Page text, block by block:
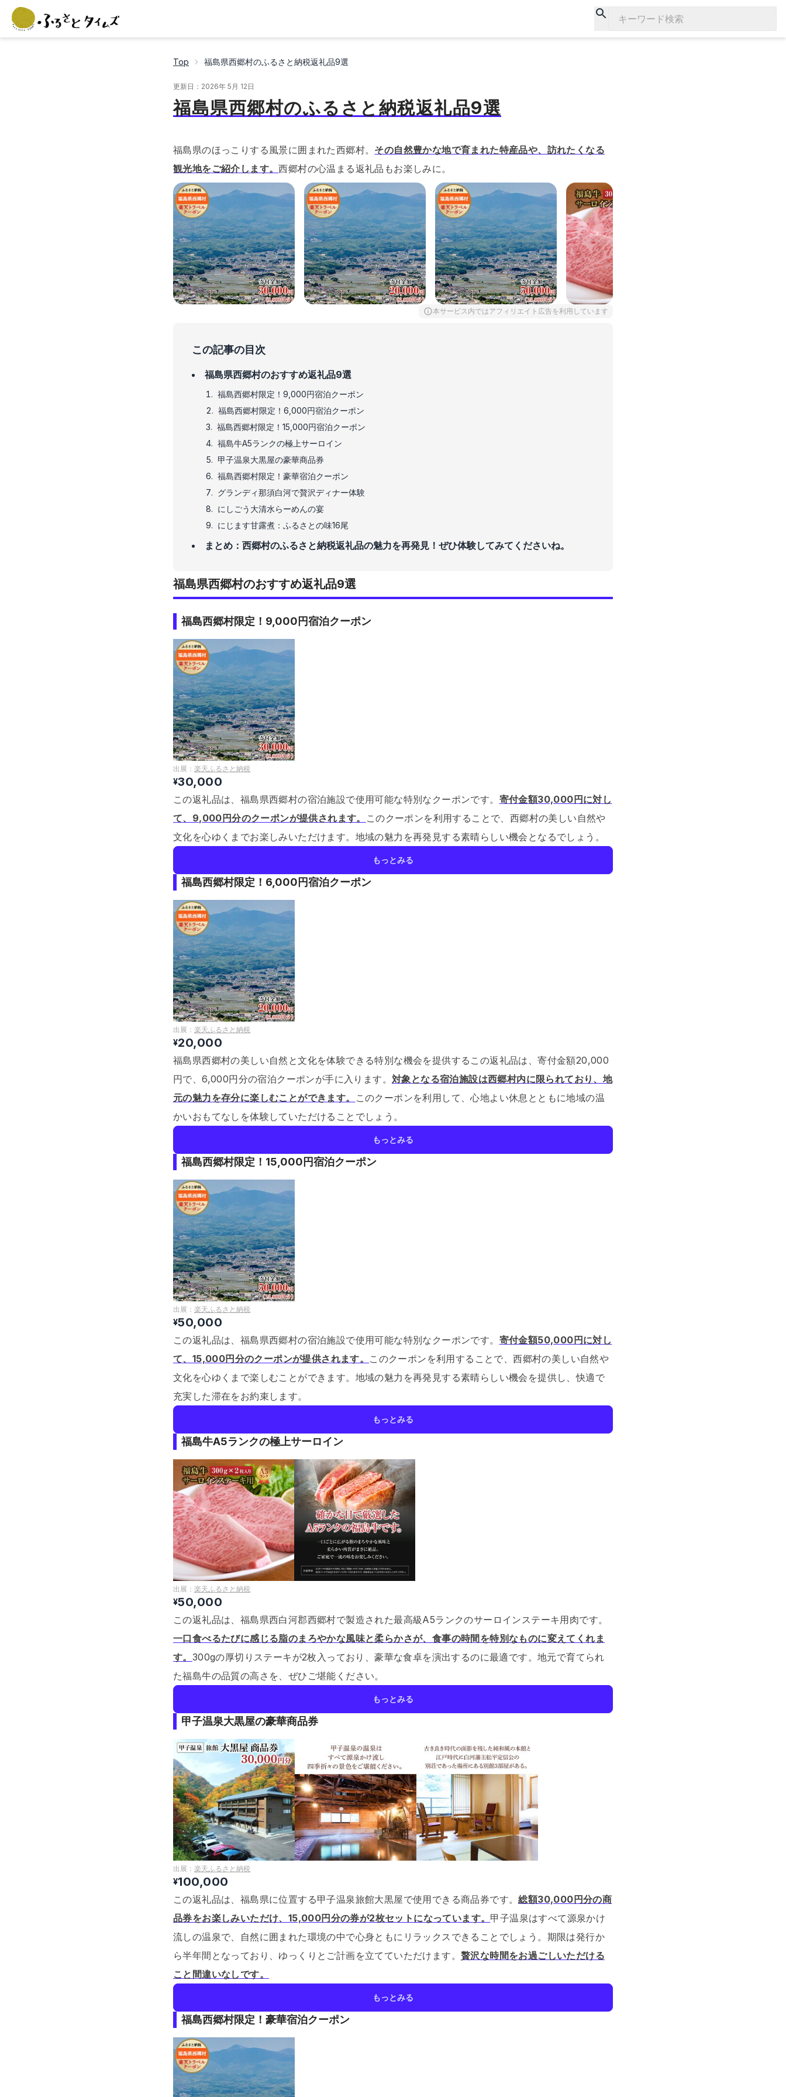
キーワード検索
Top 福島県西郷村のふるさと納税返礼品9選
更新日： 2026年 5月 12日
福島県西郷村のふるさと納税返礼品9選
福島県のほっこりする風景に囲まれた西郷村。 その自然豊かな地で育まれた特産品や、訪れたくなる
観光地をご紹介します。西郷村の心温まる返礼品もお楽しみに。
本サービス内ではアフィリエイト広告を利用しています
この記事の目次
福島県西郷村のおすすめ返礼品9選
福島西郷村限定！9,000円宿泊クーポン
福島西郷村限定！6,000円宿泊クーポン
福島西郷村限定！15,000円宿泊クーポン
福島牛A5ランクの極上サーロイン
甲子温泉大黒屋の豪華商品券
福島西郷村限定！豪華宿泊クーポン
グランディ那須白河で贅沢ディナー体験
にしごう大清水らーめんの宴
にじます甘露煮：ふるさとの味16尾
まとめ：西郷村のふるさと納税返礼品の魅力を再発見！ぜひ体験してみてくださいね。
福島県西郷村のおすすめ返礼品9選
福島西郷村限定！9,000円宿泊クーポン
出展： 楽天ふるさと納税
¥30,000
この返礼品は、福島県西郷村の宿泊施設で使用可能な特別なクーポンです。 寄付金額30,000円に対し
て、9,000円分のクーポンが提供されます。
このクーポンを利用することで、西郷村の美しい自然や
文化を心ゆくまでお楽しみいただけます。 地域の魅力を再発見する素晴らしい機会となるでしょう。
もっとみる
福島西郷村限定！6,000円宿泊クーポン
出展： 楽天ふるさと納税
¥20,000
福島県西郷村の美しい自然と文化を体験できる特別な機会を提供するこの返礼品は、寄付金額20,000
円で、6,000円分の宿泊クーポンが手に入ります。 対象となる宿泊施設は西郷村内に限られており、地
元の魅力を存分に楽しむことができます。
このクーポンを利用して、心地よい休息とともに地域の温
かいおもてなしを体験していただけることでしょう。
もっとみる
福島西郷村限定！15,000円宿泊クーポン
出展： 楽天ふるさと納税
¥50,000
この返礼品は、福島県西郷村の宿泊施設で使用可能な特別なクーポンです。 寄付金額50,000円に対し
て、15,000円分のクーポンが提供されます。 このクーポンを利用することで、西郷村の美しい自然や
文化を心ゆくまで楽しむことができます。 地域の魅力を再発見する素晴らしい機会を提供し、快適で
充実した滞在をお約束します。
もっとみる
福島牛A5ランクの極上サーロイン
出展： 楽天ふるさと納税
¥50,000
この返礼品は、福島県西白河郡西郷村で製造された最高級A5ランクのサーロインステーキ用肉です。
一口食べるたびに感じる脂のまろやかな風味と柔らかさが、食事の時間を特別なものに変えてくれま
す。 300gの厚切りステーキが2枚入っており、豪華な食卓を演出するのに最適です。地元で育てられ
た福島牛の品質の高さを、ぜひご堪能ください。
もっとみる
甲子温泉大黒屋の豪華商品券
出展： 楽天ふるさと納税
¥100,000
この返礼品は、福島県に位置する甲子温泉旅館大黒屋で使用できる商品券です。総額30,000円分の商
品券をお楽しみいただけ、15,000円分の券が2枚セットになっています。 甲子温泉はすべて源泉かけ
流しの温泉で、自然に囲まれた環境の中で心身ともにリラックスできることでしょう。 期限は発行か
ら半年間となっており、ゆっくりとご計画を立てていただけます。 贅沢な時間をお過ごしいただける
こと間違いなしです。
もっとみる
福島西郷村限定！豪華宿泊クーポン